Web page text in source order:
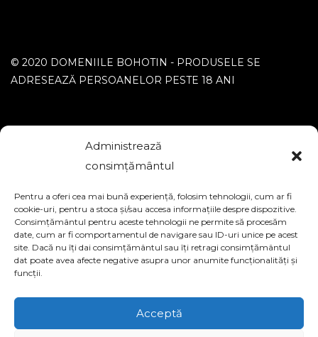
Administrează
consimțământul
Pentru a oferi cea mai bună experiență, folosim tehnologii, cum ar fi
cookie-uri, pentru a stoca și/sau accesa informațiile despre dispozitive.
Consimțământul pentru aceste tehnologii ne permite să procesăm
date, cum ar fi comportamentul de navigare sau ID-uri unice pe acest
site. Dacă nu îți dai consimțământul sau îți retragi consimțământul
dat poate avea afecte negative asupra unor anumite funcționalități și
funcții.
Acceptă
© 2020 DOMENIILE BOHOTIN - PRODUSELE SE
ADRESEAZĂ PERSOANELOR PESTE 18 ANI